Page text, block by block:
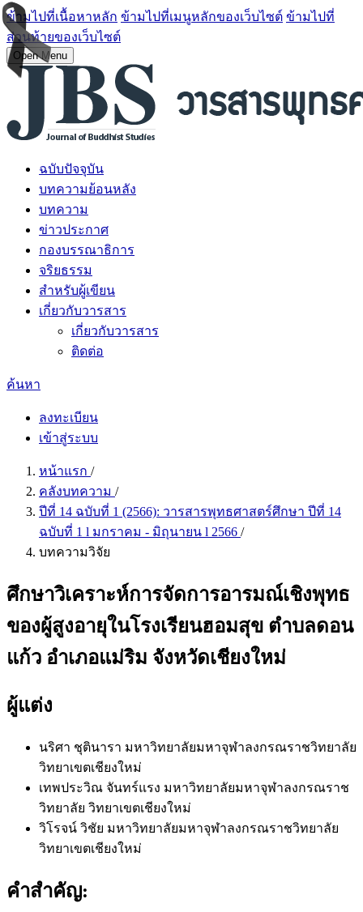
ข้ามไปที่เนื้อหาหลัก ข้ามไปที่เมนูหลักของเว็บไซต์ ข้ามไปที่
ส่วนท้ายของเว็บไซต์
Open Menu
ฉบับปัจจุบัน
บทความย้อนหลัง
บทความ
ข่าวประกาศ
กองบรรณาธิการ
จริยธรรม
สำหรับผู้เขียน
เกี่ยวกับวารสาร
เกี่ยวกับวารสาร
ติดต่อ
ค้นหา
ลงทะเบียน
เข้าสู่ระบบ
หน้าแรก /
คลังบทความ /
ปีที่ 14 ฉบับที่ 1 (2566): วารสารพุทธศาสตร์ศึกษา ปีที่ 14
ฉบับที่ 1 l มกราคม - มิถุนายน l 2566 /
บทความวิจัย
ศึกษาวิเคราะห์การจัดการอารมณ์เชิงพุทธ
ของผู้สูงอายุในโรงเรียนฮอมสุข ตำบลดอน
แก้ว อำเภอแม่ริม จังหวัดเชียงใหม่
ผู้แต่ง
นริศา ชุตินารา มหาวิทยาลัยมหาจุฬาลงกรณราชวิทยาลัย
วิทยาเขตเชียงใหม่
เทพประวิณ จันทร์แรง มหาวิทยาลัยมหาจุฬาลงกรณราช
วิทยาลัย วิทยาเขตเชียงใหม่
วิโรจน์ วิชัย มหาวิทยาลัยมหาจุฬาลงกรณราชวิทยาลัย
วิทยาเขตเชียงใหม่
คำสำคัญ: